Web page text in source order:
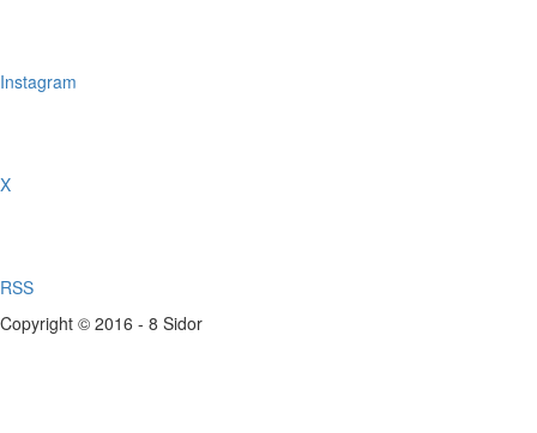
Instagram
X
RSS
Copyright © 2016 - 8 Sidor